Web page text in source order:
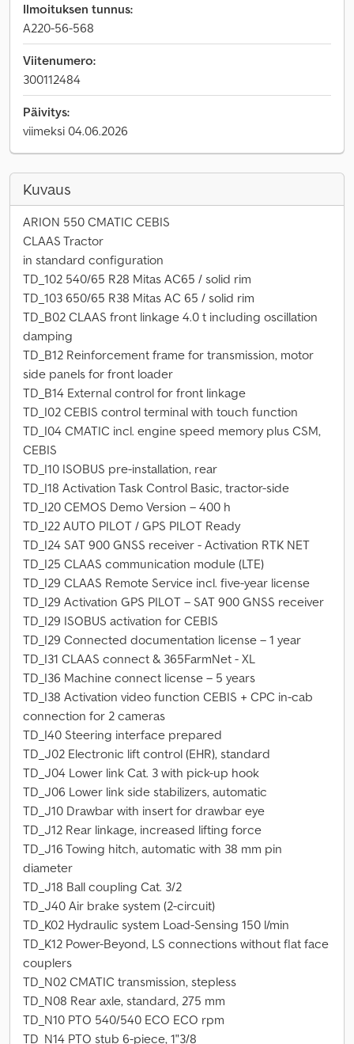
Ilmoituksen tunnus:
A220-56-568
Viitenumero:
300112484
Päivitys:
viimeksi 04.06.2026
Kuvaus
ARION 550 CMATIC CEBIS
CLAAS Tractor
in standard configuration
TD_102 540/65 R28 Mitas AC65 / solid rim
TD_103 650/65 R38 Mitas AC 65 / solid rim
TD_B02 CLAAS front linkage 4.0 t including oscillation
damping
TD_B12 Reinforcement frame for transmission, motor
side panels for front loader
TD_B14 External control for front linkage
TD_I02 CEBIS control terminal with touch function
TD_I04 CMATIC incl. engine speed memory plus CSM,
CEBIS
TD_I10 ISOBUS pre-installation, rear
TD_I18 Activation Task Control Basic, tractor-side
TD_I20 CEMOS Demo Version – 400 h
TD_I22 AUTO PILOT / GPS PILOT Ready
TD_I24 SAT 900 GNSS receiver - Activation RTK NET
TD_I25 CLAAS communication module (LTE)
TD_I29 CLAAS Remote Service incl. five-year license
TD_I29 Activation GPS PILOT – SAT 900 GNSS receiver
TD_I29 ISOBUS activation for CEBIS
TD_I29 Connected documentation license – 1 year
TD_I31 CLAAS connect & 365FarmNet - XL
TD_I36 Machine connect license – 5 years
TD_I38 Activation video function CEBIS + CPC in-cab
connection for 2 cameras
TD_I40 Steering interface prepared
TD_J02 Electronic lift control (EHR), standard
TD_J04 Lower link Cat. 3 with pick-up hook
TD_J06 Lower link side stabilizers, automatic
TD_J10 Drawbar with insert for drawbar eye
TD_J12 Rear linkage, increased lifting force
TD_J16 Towing hitch, automatic with 38 mm pin
diameter
TD_J18 Ball coupling Cat. 3/2
TD_J40 Air brake system (2-circuit)
TD_K02 Hydraulic system Load-Sensing 150 l/min
TD_K12 Power-Beyond, LS connections without flat face
couplers
TD_N02 CMATIC transmission, stepless
TD_N08 Rear axle, standard, 275 mm
TD_N10 PTO 540/540 ECO ECO rpm
TD_N14 PTO stub 6-piece, 1"3/8